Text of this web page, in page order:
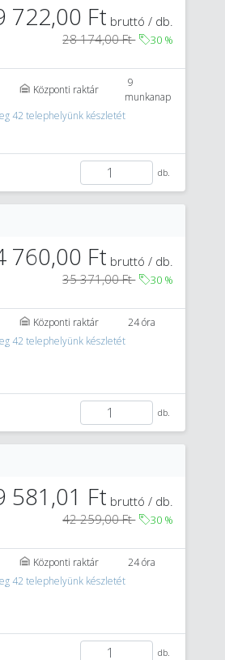
722,00 Ft bruttó / db.
28 174,00 Ft
30 %
Központi raktár
9
munkanap
42 telephelyünk készletét
db.
760,00 Ft bruttó / db.
35 371,00 Ft
30 %
Központi raktár
24 óra
42 telephelyünk készletét
db.
581,01 Ft bruttó / db.
42 259,00 Ft
30 %
Központi raktár
24 óra
42 telephelyünk készletét
db.